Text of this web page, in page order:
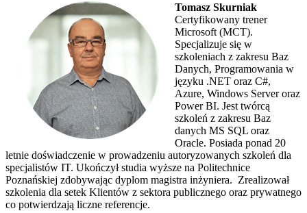
Tomasz Skurniak
Certyfikowany trener
Microsoft (MCT).
Specjalizuje się w
szkoleniach z zakresu Baz
Danych, Programowania w
języku .NET oraz C#,
Azure, Windows Server oraz
Power BI. Jest twórcą
szkoleń z zakresu Baz
danych MS SQL oraz
Oracle. Posiada ponad 20
letnie doświadczenie w prowadzeniu autoryzowanych szkoleń dla
specjalistów IT. Ukończył studia wyższe na Politechnice
Poznańskiej zdobywając dyplom magistra inżyniera. Zrealizował
szkolenia dla setek Klientów z sektora publicznego oraz prywatnego
co potwierdzają liczne referencje.